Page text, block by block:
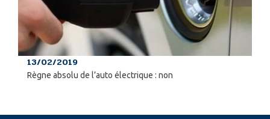
13/02/2019
Règne absolu de l’auto électrique : non